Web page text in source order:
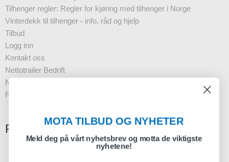
Tilhenger regler: Regler for kjøring med tilhenger i Norge
Vinterdekk til tilhenger - info, råd og hjelp
Tilbud
Logg inn
Kontakt oss
Nettotrailer Bedrift
Nyhetsbrev - Business
FAQ
Registrering nyhetsbrev
MOTA TILBUD OG NYHETER
Meld deg på vårt nyhetsbrev og motta de viktigste
nyhetene!